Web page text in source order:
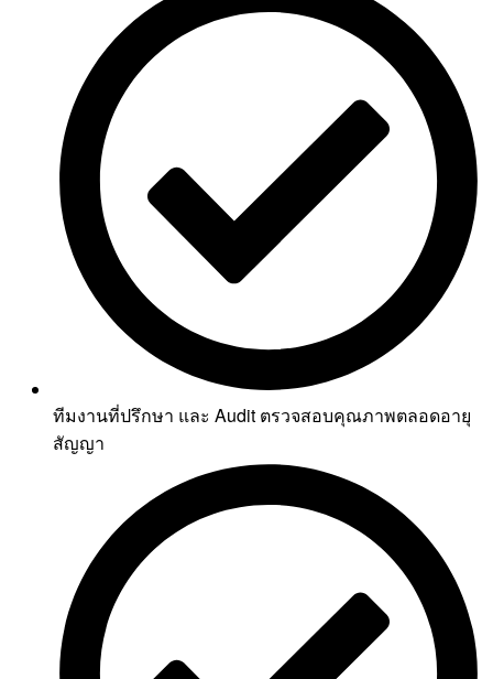
ทีมงานที่ปรึกษา และ Audit ตรวจสอบคุณภาพตลอดอายุ
สัญญา